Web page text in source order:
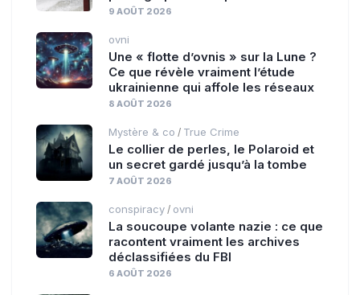
9 AOÛT 2026
ovni
Une « flotte d’ovnis » sur la Lune ?
Ce que révèle vraiment l’étude
ukrainienne qui affole les réseaux
8 AOÛT 2026
Mystère & co / True Crime
Le collier de perles, le Polaroid et
un secret gardé jusqu’à la tombe
7 AOÛT 2026
conspiracy / ovni
La soucoupe volante nazie : ce que
racontent vraiment les archives
déclassifiées du FBI
6 AOÛT 2026